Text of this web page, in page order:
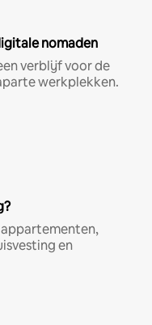
nomaden
verblijf voor de
werkplekken.
en